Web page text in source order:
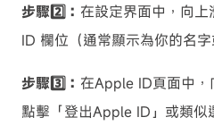
步驟2️⃣： 在設定界面中，向
ID 欄位（通常顯示為你的名
步驟3️⃣： 在Apple ID頁面中
點擊「登出Apple ID」或類似